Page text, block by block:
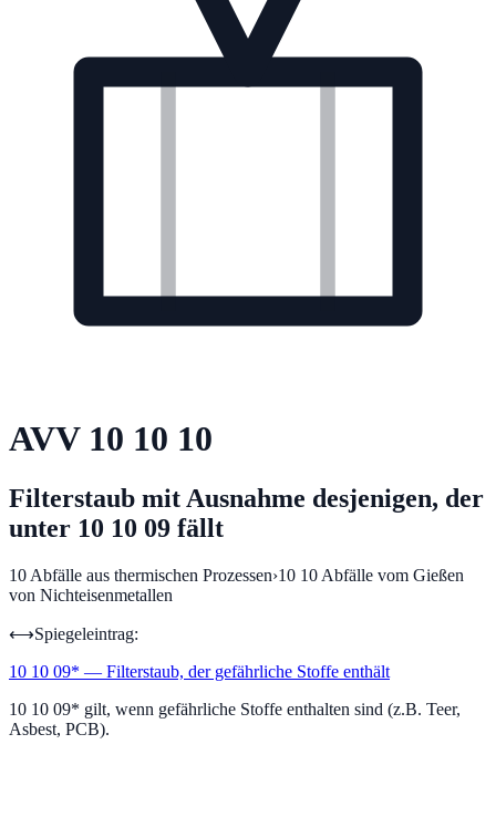
AVV 10 10 10
Filterstaub mit Ausnahme desjenigen, der
unter 10 10 09 fällt
10 Abfälle aus thermischen Prozessen›10 10 Abfälle vom Gießen
von Nichteisenmetallen
⟷Spiegeleintrag:
10 10 09* — Filterstaub, der gefährliche Stoffe enthält
10 10 09* gilt, wenn gefährliche Stoffe enthalten sind (z.B. Teer,
Asbest, PCB).